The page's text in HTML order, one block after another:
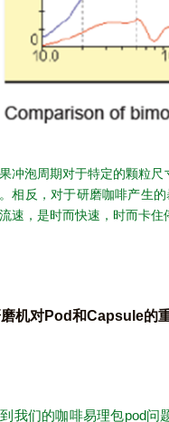
冲泡周期对于特定的颗粒
相反，对于研磨咖啡产生
速，是时而快速，时而卡住
机对Pod和Capsule的
我们的咖啡易理包pod问